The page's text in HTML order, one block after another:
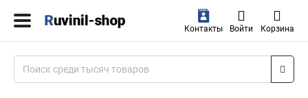
Контакты Войти Корзина